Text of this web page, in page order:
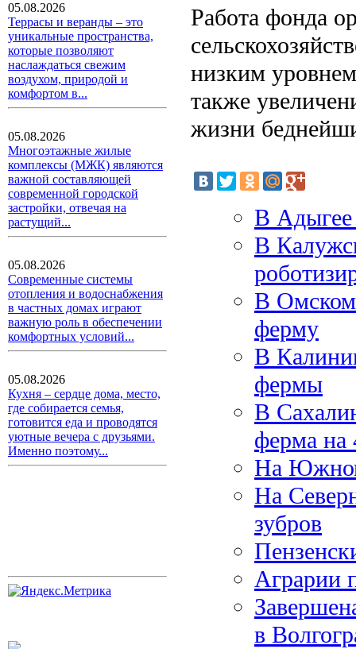
05.08.2026
Террасы и веранды – это
уникальные пространства,
которые позволяют
наслаждаться свежим
воздухом, природой и
комфортом в...
05.08.2026
Многоэтажные жилые
комплексы (МЖК) являются
важной составляющей
современной городской
застройки, отвечая на
растущий...
05.08.2026
Современные системы
отопления и водоснабжения
в частных домах играют
важную роль в обеспечении
комфортных условий...
05.08.2026
Кухня – сердце дома, место,
где собирается семья,
готовится еда и проводятся
уютные вечера с друзьями.
Именно поэтому...
Работа фонда
низким
также
жизни
В Адыгее
В
В Омском
ферму
В
фермы
В
ферма на
На Южном
На
зубров
Аграрии
в